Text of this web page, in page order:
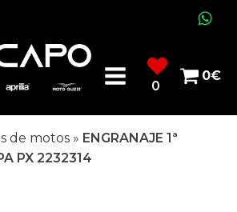
0
0€
de motos » ENGRANAJE 1ª
PX 2232314